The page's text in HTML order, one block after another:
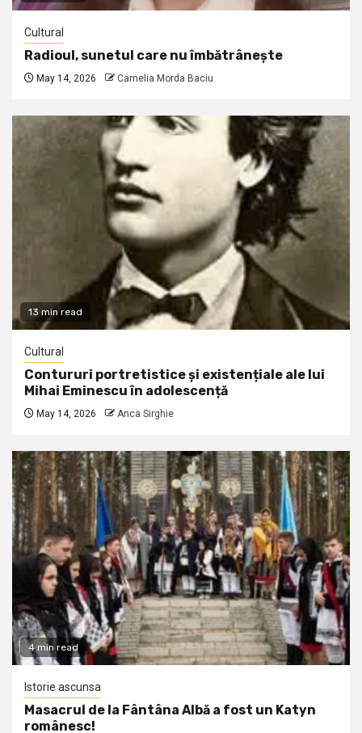
Cultural
Radioul, sunetul care nu îmbătrânește
May 14, 2026 Camelia Morda Baciu
13 min read
Cultural
Contururi portretistice și existențiale ale lui
Mihai Eminescu în adolescență
May 14, 2026 Anca Sirghie
4 min read
Istorie ascunsa
Masacrul de la Fântâna Albă a fost un Katyn
românesc!